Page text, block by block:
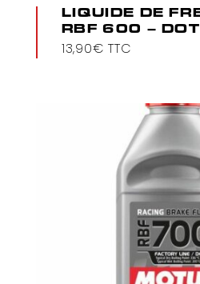
LIQUIDE DE
RBF 600 –
13,90€ TTC